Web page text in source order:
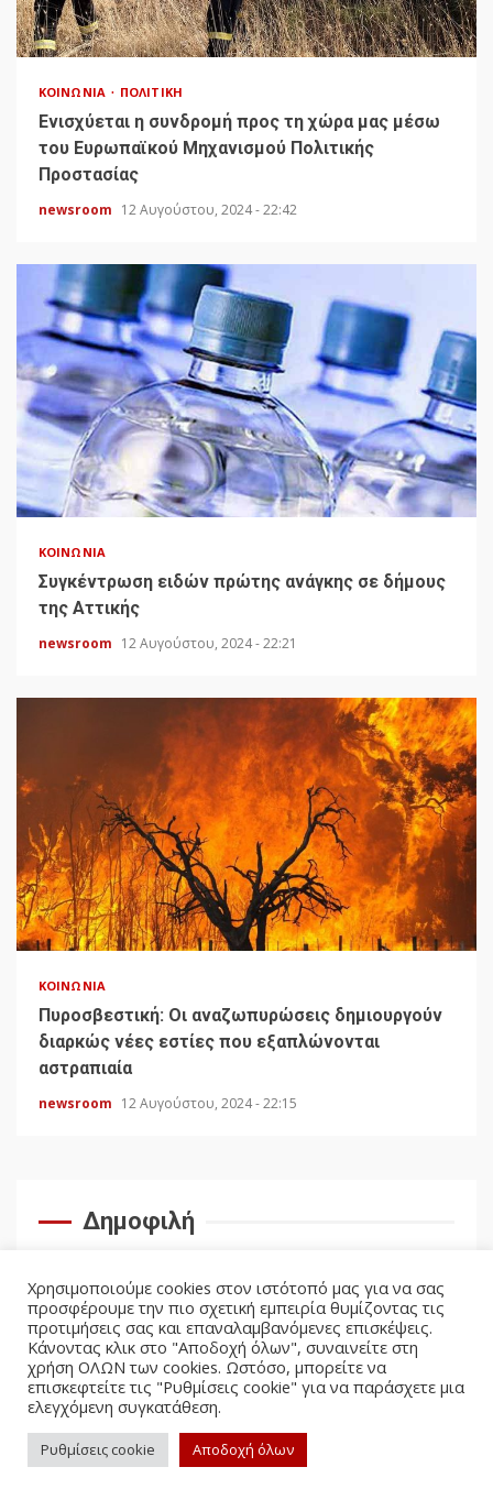
ΚΟΙΝΩΝΊΑ ΠΟΛΙΤΙΚΉ
Ενισχύεται η συνδρομή προς τη χώρα μας μέσω
του Ευρωπαϊκού Μηχανισμού Πολιτικής
Προστασίας
newsroom 12 Αυγούστου, 2024 - 22:42
ΚΟΙΝΩΝΊΑ
Συγκέντρωση ειδών πρώτης ανάγκης σε δήμους
της Αττικής
newsroom 12 Αυγούστου, 2024 - 22:21
ΚΟΙΝΩΝΊΑ
Πυροσβεστική: Οι αναζωπυρώσεις δημιουργούν
διαρκώς νέες εστίες που εξαπλώνονται
αστραπιαία
newsroom 12 Αυγούστου, 2024 - 22:15
Δημοφιλή
Politicus.gr Copyright © All rights reserved.
Χρησιμοποιούμε cookies στον ιστότοπό μας για να σας
προσφέρουμε την πιο σχετική εμπειρία θυμίζοντας τις
προτιμήσεις σας και επαναλαμβανόμενες επισκέψεις.
Κάνοντας κλικ στο "Αποδοχή όλων", συναινείτε στη
χρήση ΟΛΩΝ των cookies. Ωστόσο, μπορείτε να
επισκεφτείτε τις "Ρυθμίσεις cookie" για να παράσχετε μια
ελεγχόμενη συγκατάθεση.
Ρυθμίσεις cookie Αποδοχή όλων